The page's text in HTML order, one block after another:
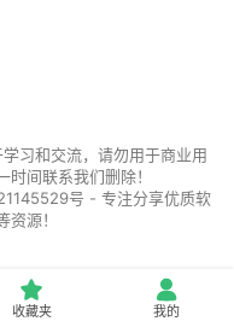
习和交流，请勿用于商业用
间联系我们删除！
号 - 专注分享优质软
源！
收藏夹 我的